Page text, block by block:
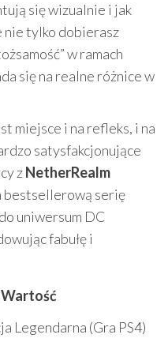
się wizualnie i jak
nie tylko dobierasz
w ramach
się na realne różnice w
miejsce i na refleks, i na
satysfakcjonujące
zNetherRealm
serię
uniwersum DC
fabułę i
Wartość
Legendarna (Gra PS4)